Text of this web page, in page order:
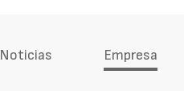
Noticias Empresa